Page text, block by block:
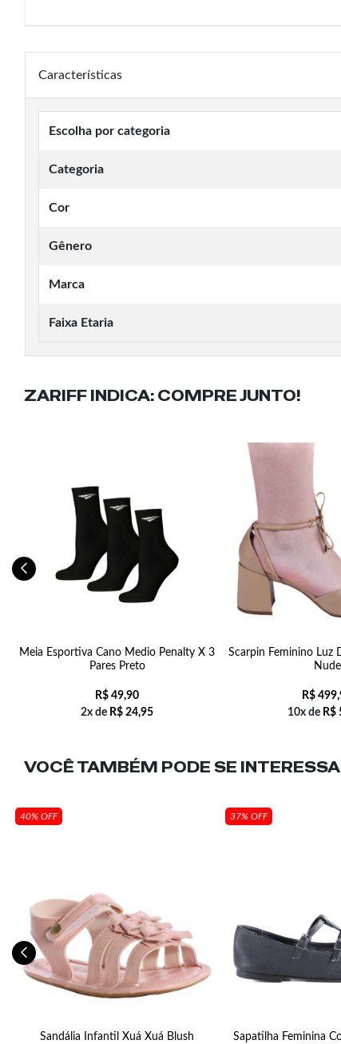
Características
Escolha por categoria
Categoria
Cor
Gênero
Marca
Faixa Etaria
ZARIFF INDICA: COMPRE JUNTO!
Meia Esportiva Cano Medio Penalty X 3
Pares Preto
R$ 49,90
2x de R$ 24,95
Scarpin Feminino Luz
Nude
R$
10x de R$
VOCÊ TAMBÉM PODE SE
40% OFF
Sandália Infantil Xuá Xuá Blush
37% OFF
Sapatilha Feminina